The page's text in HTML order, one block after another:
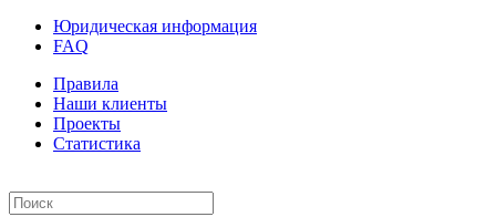
Юридическая информация
FAQ
Правила
Наши клиенты
Проекты
Статистика